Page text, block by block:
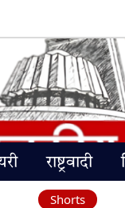
राष्ट्रवादी
Shorts